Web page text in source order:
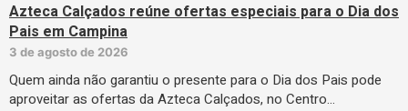
Azteca Calçados reúne ofertas especiais para o Dia dos
Pais em Campina
3 de agosto de 2026
Quem ainda não garantiu o presente para o Dia dos Pais pode
aproveitar as ofertas da Azteca Calçados, no Centro…